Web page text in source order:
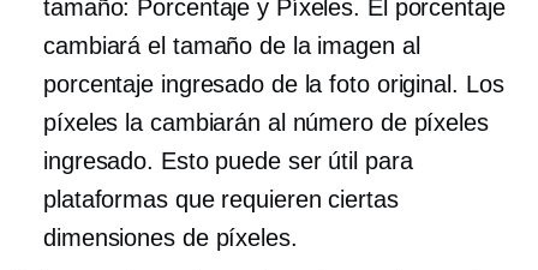
tamaño: Porcentaje y Píxeles. El porcentaje
cambiará el tamaño de la imagen al
porcentaje ingresado de la foto original. Los
píxeles la cambiarán al número de píxeles
ingresado. Esto puede ser útil para
plataformas que requieren ciertas
dimensiones de píxeles.